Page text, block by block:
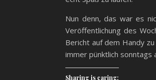
Nun denn, das war es
Veröffentlichung des
Bericht auf dem Handy
immer pünktlich sonntags
Sharing is caring: